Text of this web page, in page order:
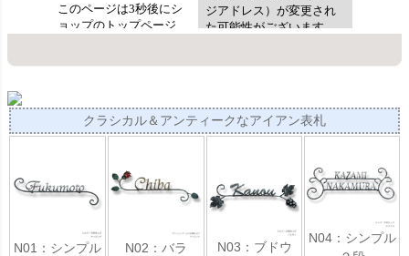
クラシカル＆アンティークなアイアン表札
N01：シンプル N02：バラ N03：ブドウ
N04：シンプル